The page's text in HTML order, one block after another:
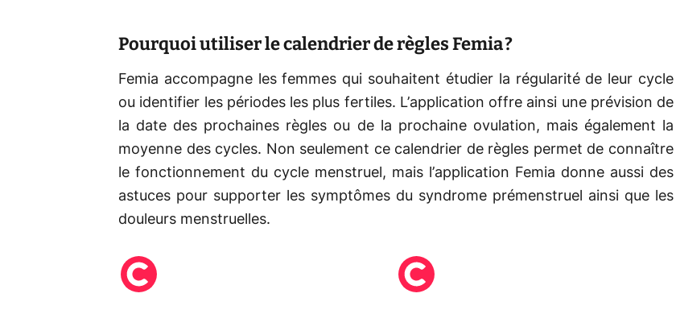
Pourquoi utiliser le calendrier de règles Femia ?
Femia accompagne les femmes qui souhaitent étudier la régularité de leur cycle
ou identifier les périodes les plus fertiles. L’application offre ainsi une prévision de
la date des prochaines règles ou de la prochaine ovulation, mais également la
moyenne des cycles. Non seulement ce calendrier de règles permet de connaître
le fonctionnement du cycle menstruel, mais l’application Femia donne aussi des
astuces pour supporter les symptômes du syndrome prémenstruel ainsi que les
douleurs menstruelles.